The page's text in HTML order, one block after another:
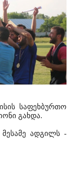
საფეხბურთო
გახდა.
ადგილს -